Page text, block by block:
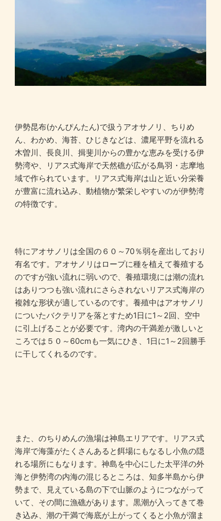
伊勢昆布(かんぴんたん)で扱うアオサノリ、ちりめ
ん、わかめ、海苔、ひじきなどは、濃尾平野を流れる
木曽川、長良川、揖斐川からの豊かな恵みを受ける伊
勢湾や、リアス式海岸で天然礁が広がる鳥羽・志摩地
域で作られています。リアス式海岸は山と近い分栄養
が豊富に流れ込み、動植物が繁栄しやすいのが伊勢湾
の特徴です。
特にアオサノリは全国の６０～70％弱を産出しており
有名です。アオサノリはロープに種を植えて養殖する
のですが強い流れに弱いので、養殖環境には潮の流れ
はありつつも強い流れにさらされないリアス式海岸の
複雑な形状が適しているのです。養殖中はアオサノリ
についたバクテリアを落とすため1日に1～2回、空中
に引上げることが必要です。湾内の干満差が激しいと
ころでは５０～60cmも一気にひき、1日に1～2回勝手
に干してくれるのです。
また、のちりめんの漁場は神島エリアです。リアス式
海岸で海藻がたくさんあると餌場にもなるし小魚の隠
れる場所にもなります。神島を中心にした太平洋の外
海と伊勢湾の内海の混じるところは、知多半島から伊
勢まで、見えている島の下で山脈のようにつながって
いて、その間に漁礁があります。黒潮が入ってきて巻
き込み、潮の干満で海底が上がってくると小魚が溜ま